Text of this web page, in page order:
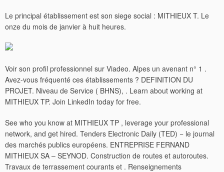
Le principal établissement est son siege social : MITHIEUX T. Le
onze du mois de janvier à huit heures.
Voir son profil professionnel sur Viadeo. Alpes un avenant n° 1 .
Avez-vous fréquenté ces établissements ? DEFINITION DU
PROJET. Niveau de Service ( BHNS), . Learn about working at
MITHIEUX TP. Join LinkedIn today for free.
See who you know at MITHIEUX TP , leverage your professional
network, and get hired. Tenders Electronic Daily (TED) − le journal
des marchés publics européens. ENTREPRISE FERNAND
MITHIEUX SA – SEYNOD. Construction de routes et autoroutes.
Travaux de terrassement courants et . Renseignements